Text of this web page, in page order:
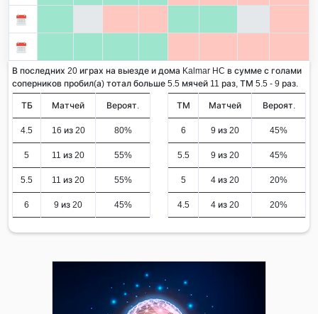
В последних 20 играх на выезде и дома Kalmar HC в сумме с голами
соперников пробил(а) тотал больше 5.5 мячей 11 раз, ТМ 5.5 - 9 раз.
ТБ Матчей Вероят.
4.5 16 из 20 80%
5 11 из 20 55%
5.5 11 из 20 55%
6 9 из 20 45%
ТМ Матчей Вероят.
6 9 из 20 45%
5.5 9 из 20 45%
5 4 из 20 20%
4.5 4 из 20 20%